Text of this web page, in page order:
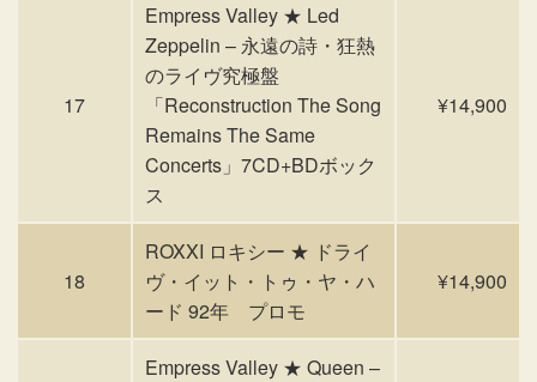
17
Empress Valley ★ Led
Zeppelin – 永遠の詩・狂熱
のライヴ究極盤
「Reconstruction The Song
Remains The Same
Concerts」7CD+BDボック
ス
¥14,900
18
ROXXI ロキシー ★ ドライ
ヴ・イット・トゥ・ヤ・ハ
ード 92年 プロモ
¥14,900
Empress Valley ★ Queen –